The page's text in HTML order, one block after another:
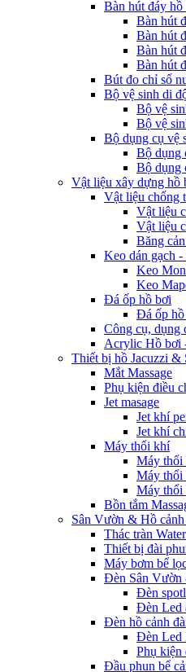
Bàn hút đáy hồ
Bàn hút
Bàn hút
Bàn hút
Bàn hút
Bút đo chỉ số
Bộ vệ sinh di
Bộ vệ
Bộ vệ
Bộ dụng cụ vệ
Bộ dụng
Bộ dụng
Vật liệu xây dựng hồ
Vật liệu chống
Vật liệu
Vật liệu
Băng
Keo dán gạch
Keo
Keo
Đá ốp hồ bơi
Đá ốp
Công cụ, dụng
Acrylic Hồ bơi
Thiết bị hồ Jacuzzi &
Mắt Massage
Phụ kiện điều
Jet masage
Jet khí
Jet khí
Máy thổi khí
Máy thổi
Máy thổi
Máy thổi
Bồn tắm
Sân Vườn & Hồ cảnh
Thác tràn
Thiết bị đài
Máy bơm bể
Đèn Sân
Đèn
Đèn Led
Đèn hồ cảnh
Đèn Led
Phụ kiện
Đầu phun bể